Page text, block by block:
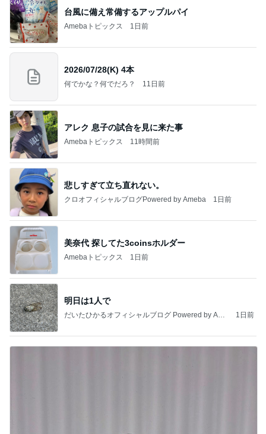
台風に備え常備するアップルパイ
Amebaトピックス 1日前
2026/07/28(K) 4本
何でかな？何でだろ？ 11日前
アレク 息子の試合を見に来た事
Amebaトピックス 11時間前
悲しすぎて立ち直れない。
クロオフィシャルブログPowered by Ameba 1日前
美奈代 探してた3coinsホルダー
Amebaトピックス 1日前
明日は1人で
だいたひかるオフィシャルブログ Powered by Ame
1日前